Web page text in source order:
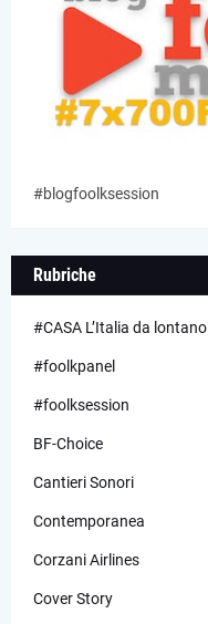
#blogfoolksession
Rubriche
#CASA L’Italia da lontano
#foolkpanel
#foolksession
BF-Choice
Cantieri Sonori
Contemporanea
Corzani Airlines
Cover Story